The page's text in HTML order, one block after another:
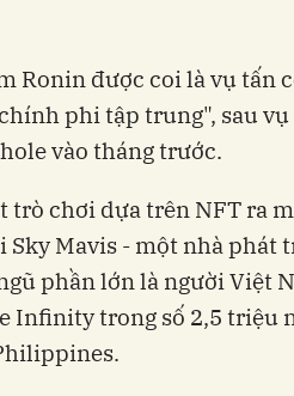
Ronin được coi là vụ tấn
phi tập trung", sau
vào tháng trước.
chơi dựa trên NFT ra
Sky Mavis - một nhà phát
phần lớn là người Việt
Infinity trong số 2,5 triệu